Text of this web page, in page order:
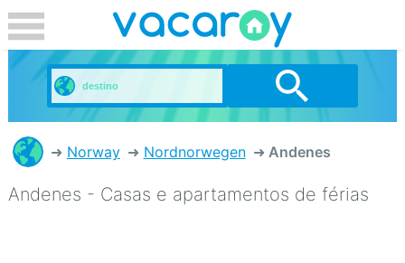
Norway Nordnorwegen Andenes
Andenes - Casas e apartamentos de férias